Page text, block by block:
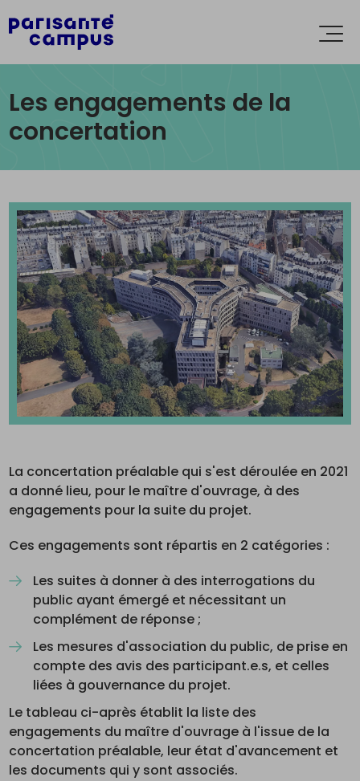
Accèder directement au contenu
le
Les engagements de la
concertation
La concertation préalable qui s'est déroulée en 2021
a donné lieu, pour le maître d'ouvrage, à des
engagements pour la suite du projet.
Ces engagements sont répartis en 2 catégories :
Les suites à donner à des interrogations du
public ayant émergé et nécessitant un
complément de réponse ;
Les mesures d'association du public, de prise en
compte des avis des participant.e.s, et celles
liées à gouvernance du projet.
Le tableau ci-après établit la liste des
engagements du maître d'ouvrage à l'issue de la
concertation préalable, leur état d'avancement et
les documents qui y sont associés.